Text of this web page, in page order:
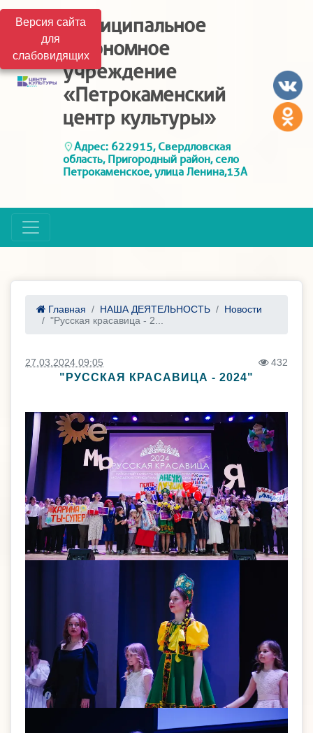
Версия сайта
для
слабовидящих
Муниципальное
автономное
учреждение
«Петрокаменский
центр культуры»
Адрес: 622915, Свердловская
область, Пригородный район, село
Петрокаменское, улица Ленина,13А
Главная НАША ДЕЯТЕЛЬНОСТЬ
Новости
"Русская красавица - 2...
27.03.2024 09:05 432
"РУССКАЯ КРАСАВИЦА - 2024"